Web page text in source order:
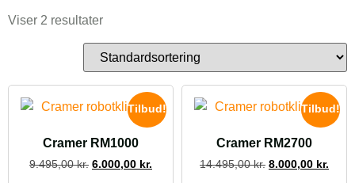
Viser 2 resultater
Tilbud!
Cramer RM1000
9.495,00kr. 6.000,00 kr.
Tilbud!
Cramer RM2700
14.495,00kr. 8.000,00 kr.